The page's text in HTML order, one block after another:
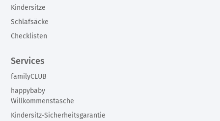
Kindersitze
Schlafsäcke
Checklisten
Services
familyCLUB
happybaby
Willkommenstasche
Kindersitz-Sicherheitsgarantie